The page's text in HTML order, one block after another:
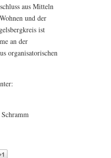
aus Mitteln
und der
ist
an der
organisatorischen